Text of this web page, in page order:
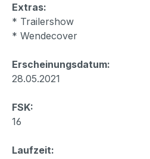
Extras:
* Trailershow
* Wendecover
Erscheinungsdatum:
28.05.2021
FSK:
16
Laufzeit: